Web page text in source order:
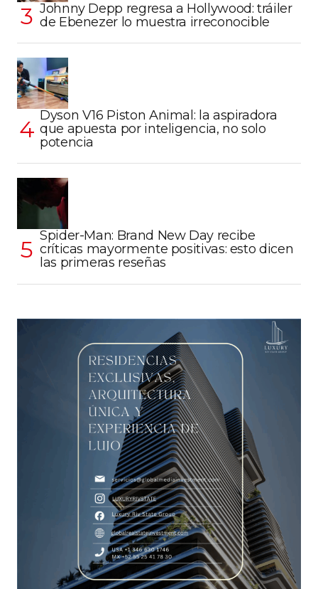
Johnny Depp regresa a Hollywood: tráiler
de Ebenezer lo muestra irreconocible
Dyson V16 Piston Animal: la aspiradora
que apuesta por inteligencia, no solo
potencia
Spider-Man: Brand New Day recibe
críticas mayormente positivas: esto dicen
las primeras reseñas